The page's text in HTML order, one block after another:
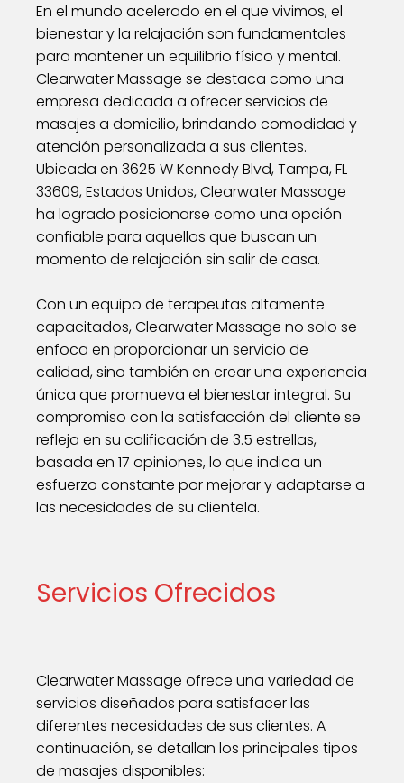
En el mundo acelerado en el que vivimos, el
bienestar y la relajación son fundamentales
para mantener un equilibrio físico y mental.
Clearwater Massage se destaca como una
empresa dedicada a ofrecer servicios de
masajes a domicilio, brindando comodidad y
atención personalizada a sus clientes.
Ubicada en 3625 W Kennedy Blvd, Tampa, FL
33609, Estados Unidos, Clearwater Massage
ha logrado posicionarse como una opción
confiable para aquellos que buscan un
momento de relajación sin salir de casa.
Con un equipo de terapeutas altamente
capacitados, Clearwater Massage no solo se
enfoca en proporcionar un servicio de
calidad, sino también en crear una experiencia
única que promueva el bienestar integral. Su
compromiso con la satisfacción del cliente se
refleja en su calificación de 3.5 estrellas,
basada en 17 opiniones, lo que indica un
esfuerzo constante por mejorar y adaptarse a
las necesidades de su clientela.
Servicios Ofrecidos
Clearwater Massage ofrece una variedad de
servicios diseñados para satisfacer las
diferentes necesidades de sus clientes. A
continuación, se detallan los principales tipos
de masajes disponibles: